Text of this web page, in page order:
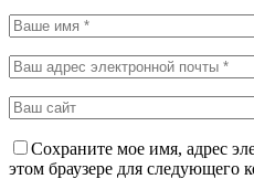
Сохраните мое имя, адрес
этом браузере для следующего